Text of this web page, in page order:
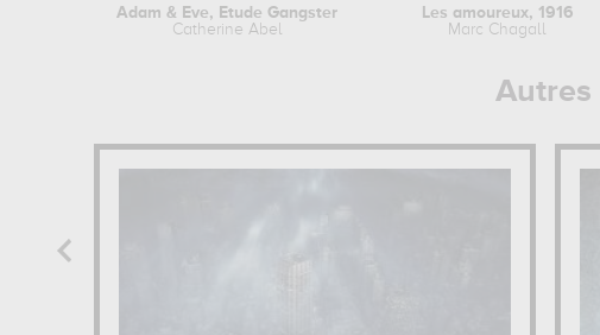
Adam & Eve, Etude Gangster
Catherine Abel
Les amoureux, 1916
Marc Chagall
Autres